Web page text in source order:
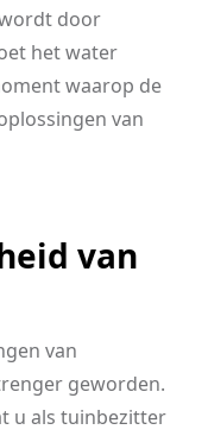
door
het water
waarop de
van
van
van
geworden.
u als tuinbezitter